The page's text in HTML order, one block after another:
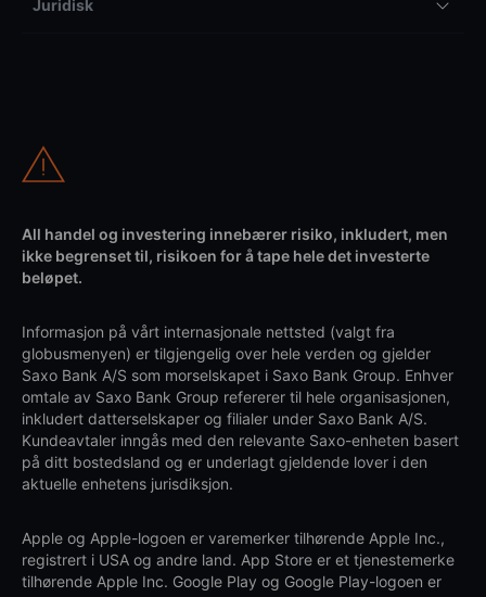
Juridisk
All handel og investering innebærer risiko, inkludert, men
ikke begrenset til, risikoen for å tape hele det investerte
beløpet.
Informasjon på vårt internasjonale nettsted (valgt fra
globusmenyen) er tilgjengelig over hele verden og gjelder
Saxo Bank A/S som morselskapet i Saxo Bank Group. Enhver
omtale av Saxo Bank Group refererer til hele organisasjonen,
inkludert datterselskaper og filialer under Saxo Bank A/S.
Kundeavtaler inngås med den relevante Saxo-enheten basert
på ditt bostedsland og er underlagt gjeldende lover i den
aktuelle enhetens jurisdiksjon.
Apple og Apple-logoen er varemerker tilhørende Apple Inc.,
registrert i USA og andre land. App Store er et tjenestemerke
tilhørende Apple Inc. Google Play og Google Play-logoen er